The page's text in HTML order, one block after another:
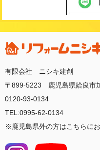
有限会社 ニシキ建創
〒899-5223 鹿児島県姶良市
0120-93-0134
TEL:0995-62-0134
※鹿児島県外の方はこちらに